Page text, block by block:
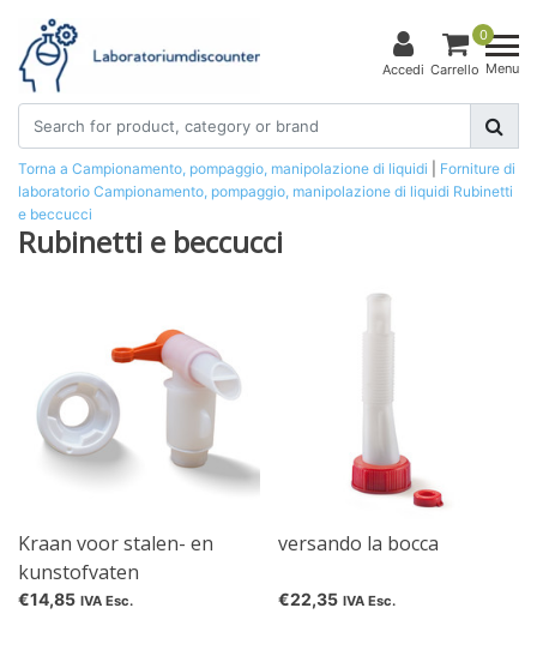
Accedi
0
Carrello Menu
Torna a Campionamento, pompaggio, manipolazione di liquidi
Forniture di
laboratorio Campionamento, pompaggio, manipolazione di liquidi Rubinetti
e beccucci
Rubinetti e beccucci
Kraan voor stalen- en
kunstofvaten
€14,85 IVA Esc.
versando la bocca
€22,35 IVA Esc.